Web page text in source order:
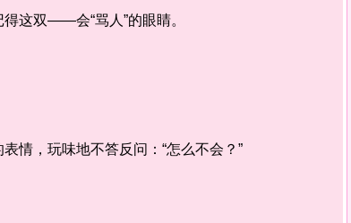
这双——会“骂人”的眼睛。
，玩味地不答反问：“怎么不会？”